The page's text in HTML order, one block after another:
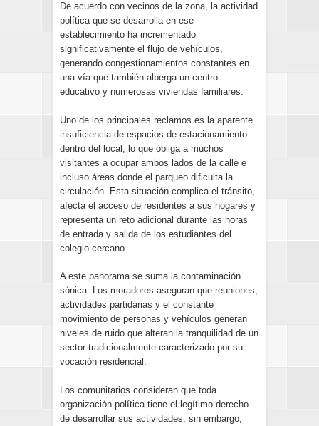
De acuerdo con vecinos de la zona, la actividad
política que se desarrolla en ese
establecimiento ha incrementado
significativamente el flujo de vehículos,
generando congestionamientos constantes en
una vía que también alberga un centro
educativo y numerosas viviendas familiares.
Uno de los principales reclamos es la aparente
insuficiencia de espacios de estacionamiento
dentro del local, lo que obliga a muchos
visitantes a ocupar ambos lados de la calle e
incluso áreas donde el parqueo dificulta la
circulación. Esta situación complica el tránsito,
afecta el acceso de residentes a sus hogares y
representa un reto adicional durante las horas
de entrada y salida de los estudiantes del
colegio cercano.
A este panorama se suma la contaminación
sónica. Los moradores aseguran que reuniones,
actividades partidarias y el constante
movimiento de personas y vehículos generan
niveles de ruido que alteran la tranquilidad de un
sector tradicionalmente caracterizado por su
vocación residencial.
Los comunitarios consideran que toda
organización política tiene el legítimo derecho
de desarrollar sus actividades; sin embargo,